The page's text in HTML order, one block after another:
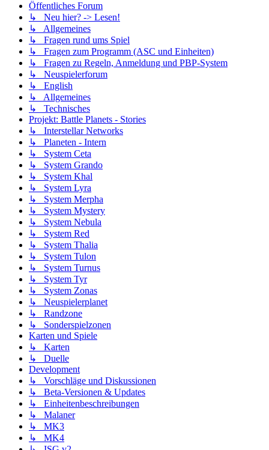
Öffentliches Forum
↳ Neu hier? -> Lesen!
↳ Allgemeines
↳ Fragen rund ums Spiel
↳ Fragen zum Programm (ASC und Einheiten)
↳ Fragen zu Regeln, Anmeldung und PBP-System
↳ Neuspielerforum
↳ English
↳ Allgemeines
↳ Technisches
Projekt: Battle Planets - Stories
↳ Interstellar Networks
↳ Planeten - Intern
↳ System Ceta
↳ System Grando
↳ System Khal
↳ System Lyra
↳ System Merpha
↳ System Mystery
↳ System Nebula
↳ System Red
↳ System Thalia
↳ System Tulon
↳ System Turnus
↳ System Tyr
↳ System Zonas
↳ Neuspielerplanet
↳ Randzone
↳ Sonderspielzonen
Karten und Spiele
↳ Karten
↳ Duelle
Development
↳ Vorschläge und Diskussionen
↳ Beta-Versionen & Updates
↳ Einheitenbeschreibungen
↳ Malaner
↳ MK3
↳ MK4